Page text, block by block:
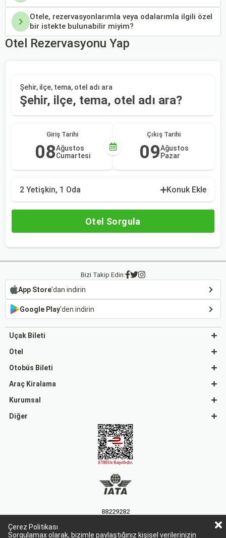
Çerez Politikası
Sorgulamax olarak, bizimle paylaştığınız kişisel verilerinizin
Otele, rezervasyonlarımla veya odalarımla ilgili özel
bir istekte bulunabilir miyim?
Otel Rezervasyonu Yap
Şehir, ilçe, tema, otel adı ara
Şehir, ilçe, tema, otel adı ara?
Giriş Tarihi
08Ağustos
Cumartesi
Çıkış Tarihi
09Ağustos
Pazar
2 Yetişkin, 1 Oda Konuk Ekle
Otel Sorgula
Bizi Takip Edin:
App Store'dan indirin
Google Play'den indirin
Uçak Bileti
Otel
Otobüs Bileti
Araç Kiralama
Kurumsal
Diğer
88229282
15863